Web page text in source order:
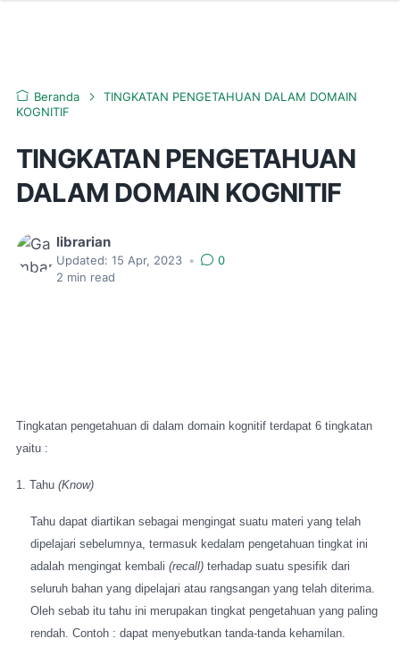
Beranda
TINGKATAN PENGETAHUAN DALAM DOMAIN
KOGNITIF
TINGKATAN PENGETAHUAN
DALAM DOMAIN KOGNITIF
librarian
Updated: 15 Apr, 2023 •
0
2 min read
Tingkatan pengetahuan di dalam domain kognitif terdapat 6 tingkatan
yaitu :
1. Tahu (Know)
Tahu dapat diartikan sebagai mengingat suatu materi yang telah
dipelajari sebelumnya, termasuk kedalam pengetahuan tingkat ini
adalah mengingat kembali (recall) terhadap suatu spesifik dari
seluruh bahan yang dipelajari atau rangsangan yang telah diterima.
Oleh sebab itu tahu ini merupakan tingkat pengetahuan yang paling
rendah. Contoh : dapat menyebutkan tanda-tanda kehamilan.